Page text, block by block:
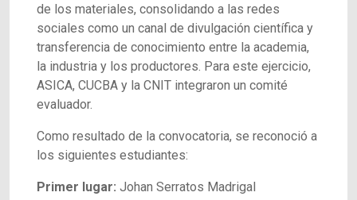
de los materiales, consolidando a las redes
sociales como un canal de divulgación científica y
transferencia de conocimiento entre la academia,
la industria y los productores. Para este ejercicio,
ASICA, CUCBA y la CNIT integraron un comité
evaluador.
Como resultado de la convocatoria, se reconoció a
los siguientes estudiantes:
Primer lugar: Johan Serratos Madrigal